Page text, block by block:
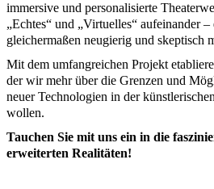
immersive und personalisierte
„Echtes“ und „Virtuelles“ aufeinander
gleichermaßen neugierig und skeptisch
Mit dem umfangreichen Projekt
der wir mehr über die Grenzen und
neuer Technologien in der
wollen.
Tauchen Sie mit uns ein in die
erweiterten Realitäten!